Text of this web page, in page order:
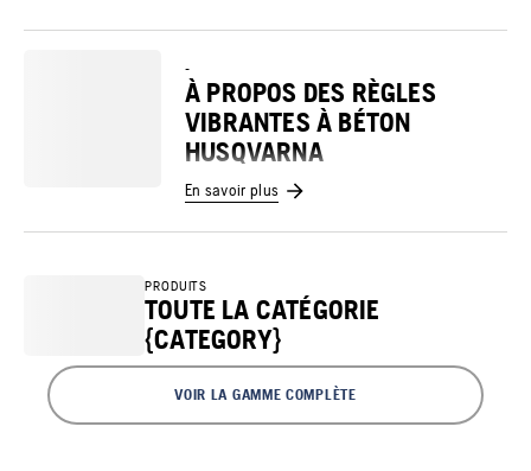
-
À PROPOS DES RÈGLES
VIBRANTES À BÉTON
HUSQVARNA
En savoir plus
PRODUITS
TOUTE LA CATÉGORIE
{CATEGORY}
VOIR LA GAMME COMPLÈTE